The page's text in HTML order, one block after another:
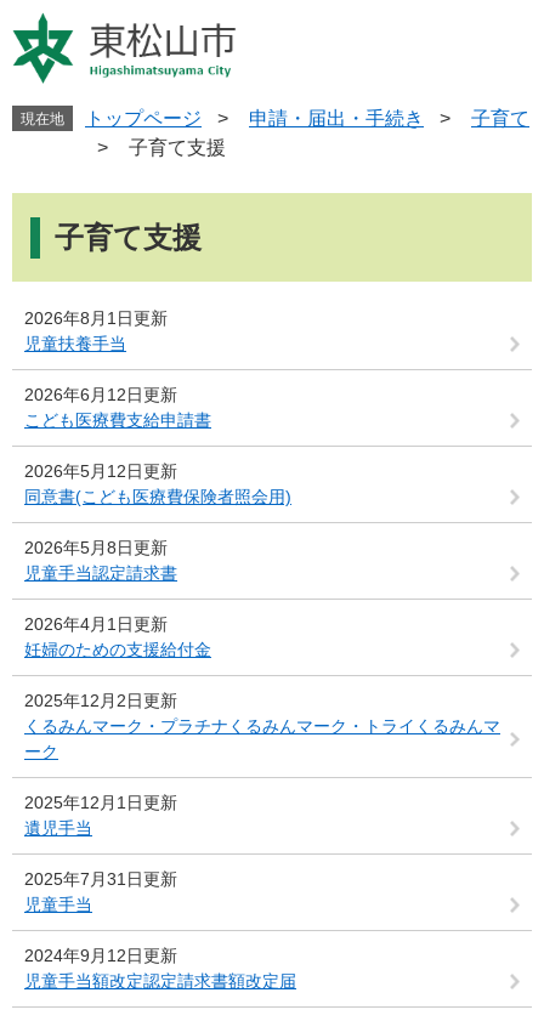
ー
ジ
す
ニ
ュ
し
現在地 トップページ > 申請・届出・手続き >
子育て
>
子育て支援
子育て支援
2026年8月1日更新
児童扶養手当
2026年6月12日更新
こども医療費支給申請書
2026年5月12日更新
同意書(こども医療費保険者照会用)
2026年5月8日更新
児童手当認定請求書
2026年4月1日更新
妊婦のための支援給付金
2025年12月2日更新
くるみんマーク・プラチナくるみんマーク・トライくるみんマ
ーク
2025年12月1日更新
遺児手当
2025年7月31日更新
児童手当
2024年9月12日更新
児童手当額改定認定請求書額改定届